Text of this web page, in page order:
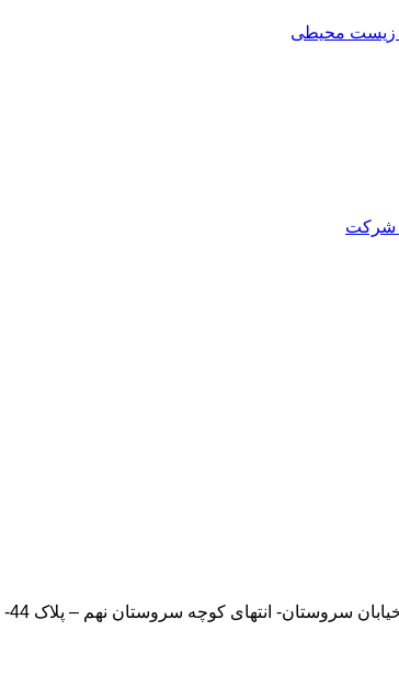
زیست محیطی
شرکت